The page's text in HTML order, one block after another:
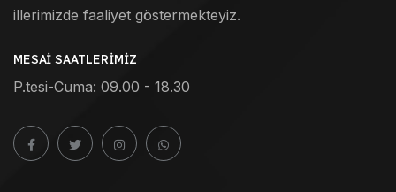
illerimizde faaliyet göstermekteyiz.
MESAI SAATLERIMIZ
P.tesi-Cuma: 09.00 - 18.30